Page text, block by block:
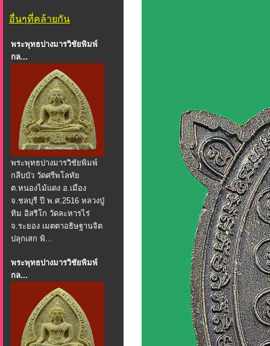
อื่นๆที่คล้ายกัน
พระพุทธปางมารวิชัยพิมพ์
กล...
พระพุทธปางมารวิชัยพิมพ์
กลีบบัว วัดศรีพโลทัย
ต.หนองไม้แดง อ.เมือง
จ.ชลบุรี ปี พ.ศ.2516 หลวงปู่
ทิม อิสริโก วัดละหารไร่
จ.ระยอง เมตตาอธิษฐานจิต
ปลุกเสก พิ...
พระพุทธปางมารวิชัยพิมพ์
กล...